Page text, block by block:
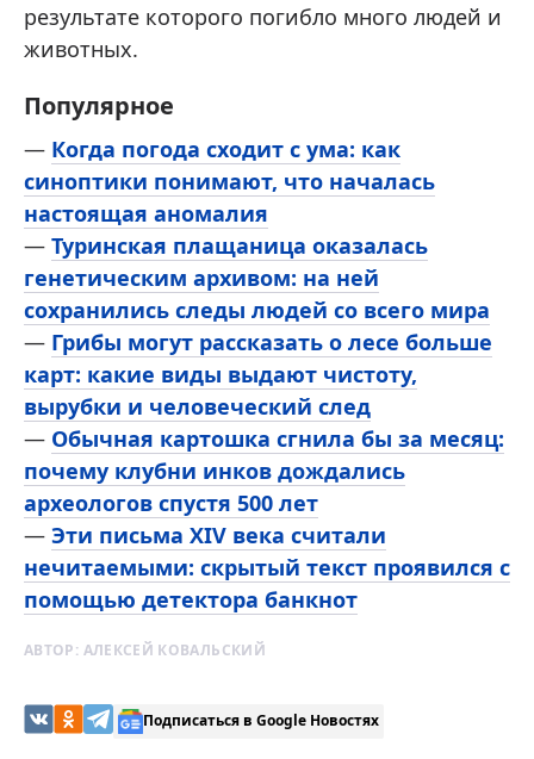
результате которого погибло много людей и
животных.
Популярное
— Когда погода сходит с ума: как
синоптики понимают, что началась
настоящая аномалия
— Туринская плащаница оказалась
генетическим архивом: на ней
сохранились следы людей со всего мира
— Грибы могут рассказать о лесе больше
карт: какие виды выдают чистоту,
вырубки и человеческий след
— Обычная картошка сгнила бы за месяц:
почему клубни инков дождались
археологов спустя 500 лет
— Эти письма XIV века считали
нечитаемыми: скрытый текст проявился с
помощью детектора банкнот
АВТОР: АЛЕКСЕЙ КОВАЛЬСКИЙ
Подписаться в Google Новостях